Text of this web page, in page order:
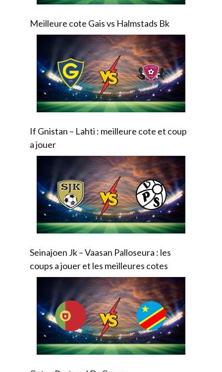
Meilleure cote Gais vs Halmstads Bk
If Gnistan – Lahti : meilleure cote et coup
a jouer
Seinajoen Jk – Vaasan Palloseura : les
coups a jouer et les meilleures cotes